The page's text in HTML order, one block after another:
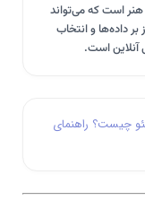
هنر است که می‌تواند
داده‌ها و انتخاب
آنلاین است.
چیست؟ راهنمای